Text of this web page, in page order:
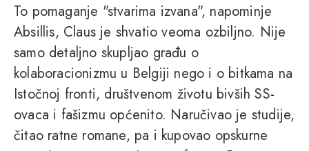
To pomaganje "stvarima izvana", napominje
Absillis, Claus je shvatio veoma ozbiljno. Nije
samo detaljno skupljao građu o
kolaboracionizmu u Belgiji nego i o bitkama na
Istočnoj fronti, društvenom životu bivših SS-
ovaca i fašizmu općenito. Naručivao je studije,
čitao ratne romane, pa i kupovao opskurne